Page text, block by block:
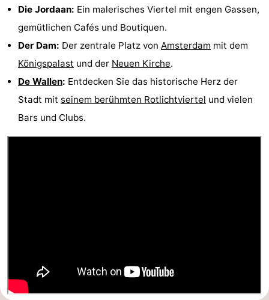
Die Jordaan: Ein malerisches Viertel mit engen Gassen,
gemütlichen Cafés und Boutiquen.
Der Dam: Der zentrale Platz von Amsterdam mit dem
Königspalast und der Neuen Kirche.
De Wallen: Entdecken Sie das historische Herz der
Stadt mit seinem berühmten Rotlichtviertel und vielen
Bars und Clubs.